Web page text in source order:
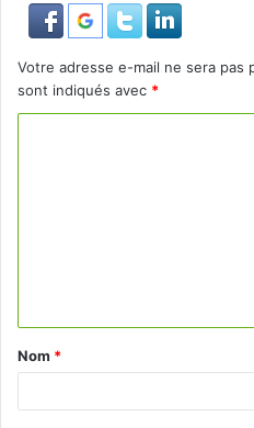
Votre adresse e-mail ne sera pas
sont indiqués avec *
Nom *